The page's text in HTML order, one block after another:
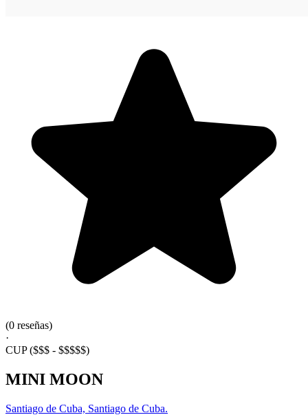
(0 reseñas)
·
CUP($$$ - $$$$$)
MINI MOON
Santiago de Cuba, Santiago de Cuba.